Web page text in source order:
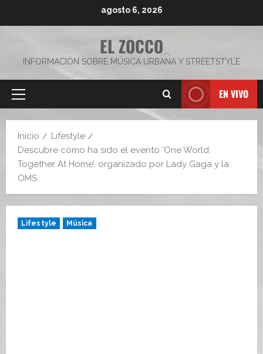
agosto 6, 2026
EL ZOCCO
INFORMACIÓN SOBRE MÚSICA URBANA Y STREETSTYLE
Menú
EN VIVO
Inicio
Lifestyle
Descubre cómo ha sido el evento ‘One World:
Together At Home’, organizado por Lady Gaga y la
OMS
Lifestyle Música